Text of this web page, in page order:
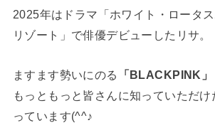
2025年はドラマ「ホワイト・ロータ
リゾート」で俳優デビューしたリサ。
ますます勢いにのる 「BLACKPINK
もっともっと皆さんに知っていただ
っています(^^♪